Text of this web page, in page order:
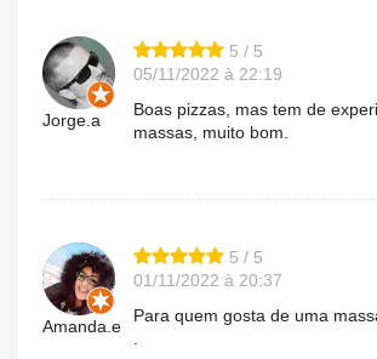
Jorge.a
5 / 5
05/11/2022 à 22:19
Boas pizzas, mas tem de
massas, muito bom.
Amanda.e
5 / 5
01/11/2022 à 20:37
Para quem gosta de uma